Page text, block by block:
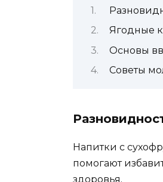
Ягодные
Основы
Советы
Напитки с
помогают
здоровья.